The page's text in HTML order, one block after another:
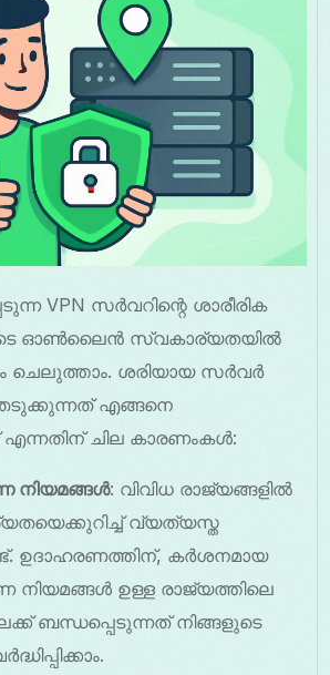
VPN സർവറിന്റെ ശാരീരിക
ഓൺലൈൻ സ്വകാര്യതയിൽ
ചെലുത്താം. ശരിയായ സർവർ
എങ്ങനെ
ചില കാരണംകൾ:
നിയമങ്ങൾ: വിവിധ രാജ്യങ്ങളിൽ
വ്യത്യസ്ത
ഉദാഹരണത്തിന്, കർശനമായ
നിയമങ്ങൾ ഉള്ള രാജ്യത്തിലെ
ബന്ധപ്പെടുന്നത് നിങ്ങളുടെ